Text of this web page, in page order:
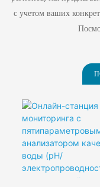
с учетом ваших